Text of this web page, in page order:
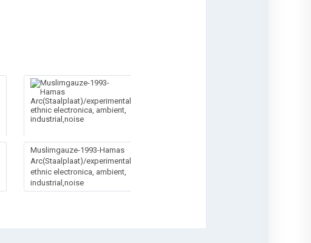
Muslimgauze-1993-Hamas
Arc(Staalplaat)/experimental,
ethnic electronica, ambient,
industrial,noise